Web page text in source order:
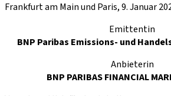
Frankfurt am Main und Paris, 9. Januar
Emittentin
BNP Paribas Emissions- und
Anbieterin
BNP PARIBAS FINANCIAL